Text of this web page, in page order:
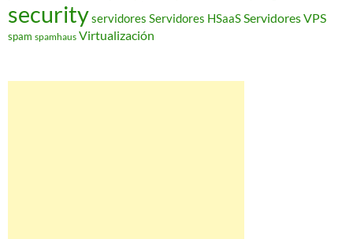
securityservidores Servidores HSaaSServidores VPS
spam spamhaus Virtualización